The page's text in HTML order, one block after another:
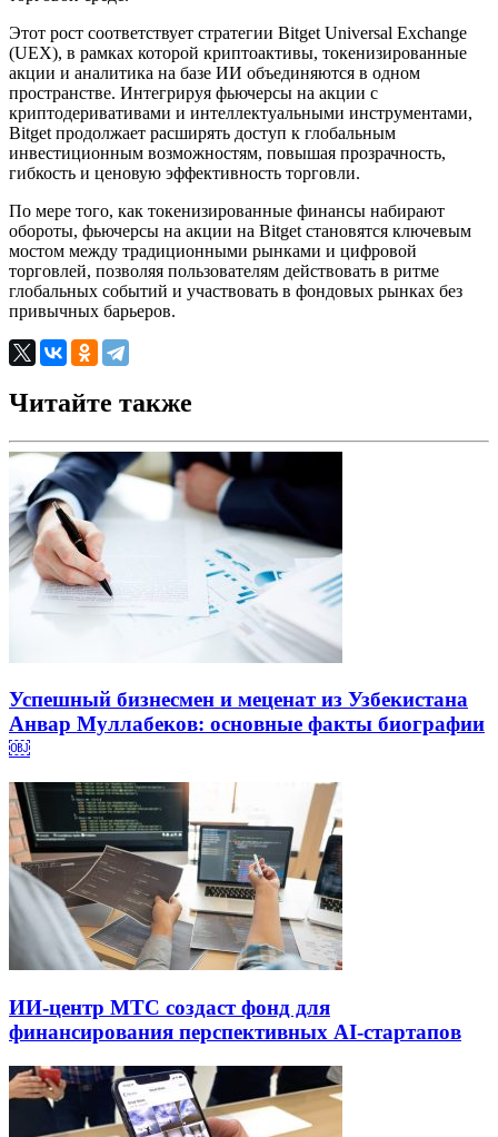
Этот рост соответствует стратегии Bitget Universal Exchange
(UEX), в рамках которой криптоактивы, токенизированные
акции и аналитика на базе ИИ объединяются в одном
пространстве. Интегрируя фьючерсы на акции с
криптодеривативами и интеллектуальными инструментами,
Bitget продолжает расширять доступ к глобальным
инвестиционным возможностям, повышая прозрачность,
гибкость и ценовую эффективность торговли.
По мере того, как токенизированные финансы набирают
обороты, фьючерсы на акции на Bitget становятся ключевым
мостом между традиционными рынками и цифровой
торговлей, позволяя пользователям действовать в ритме
глобальных событий и участвовать в фондовых рынках без
привычных барьеров.
Читайте также
Успешный бизнесмен и меценат из Узбекистана
Анвар Муллабеков: основные факты биографии
￼
ИИ-центр МТС создаст фонд для
финансирования перспективных AI-стартапов